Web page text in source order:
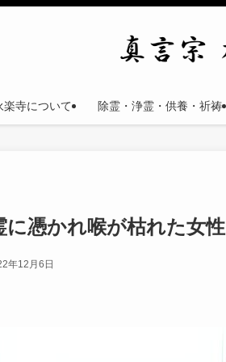
楽寺について 除霊・浄霊・供養・祈祷
に憑かれ喉が枯れた女性
年12月6日